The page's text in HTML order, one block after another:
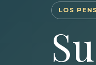
LOS